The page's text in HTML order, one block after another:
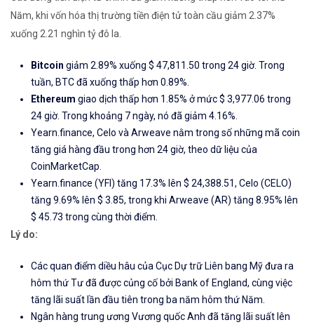
Năm, khi vốn hóa thị trường tiền điện tử toàn cầu giảm 2.37%
xuống 2.21 nghìn tỷ đô la.
Bitcoin giảm 2.89% xuống $ 47,811.50 trong 24 giờ. Trong
tuần, BTC đã xuống thấp hơn 0.89%.
Ethereum giao dịch thấp hơn 1.85% ở mức $ 3,977.06 trong
24 giờ. Trong khoảng 7 ngày, nó đã giảm 4.16%.
Yearn.finance, Celo và Arweave nằm trong số những mã coin
tăng giá hàng đầu trong hơn 24 giờ, theo dữ liệu của
CoinMarketCap.
Yearn.finance (YFI) tăng 17.3% lên $ 24,388.51, Celo (CELO)
tăng 9.69% lên $ 3.85, trong khi Arweave (AR) tăng 8.95% lên
$ 45.73 trong cùng thời điểm.
Lý do:
Các quan điểm diều hâu của Cục Dự trữ Liên bang Mỹ đưa ra
hôm thứ Tư đã được củng cố bởi Bank of England, cùng việc
tăng lãi suất lần đầu tiên trong ba năm hôm thứ Năm.
Ngân hàng trung ương Vương quốc Anh đã tăng lãi suất lên